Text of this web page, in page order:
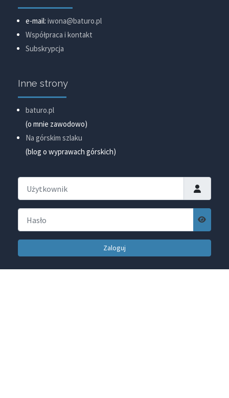
e-mail: iwona@baturo.pl
Współpraca i kontakt
Subskrypcja
Inne strony
baturo.pl
(o mnie zawodowo)
Na górskim szlaku
(blog o wyprawach górskich)
Pokaż
Zaloguj